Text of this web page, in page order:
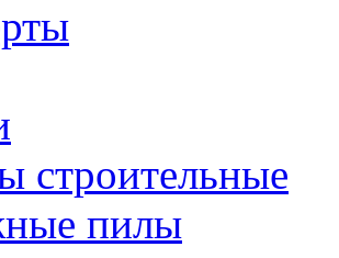
строительные
пилы